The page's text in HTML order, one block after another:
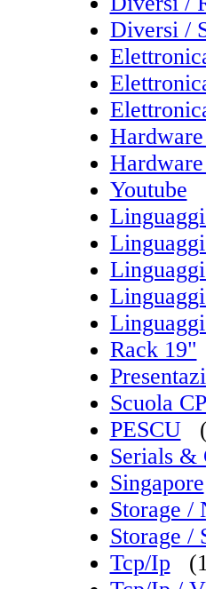
Diversi /
Youtube
Rack 19"
Scuola
PESCU
Serials &
Singapore
Storage /
Storage /
Tcp/Ip